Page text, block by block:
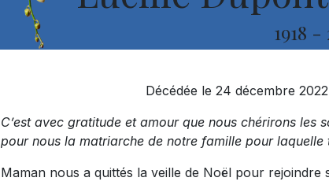
1918 -
Décédée le 24 décembre
C’est avec gratitude et amour que nous chérirons les
pour nous la matriarche de notre famille pour laquelle
Maman nous a quittés la veille de Noël pour